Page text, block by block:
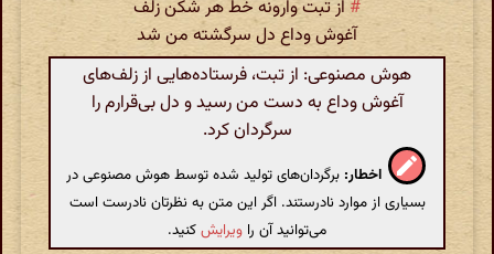
# از تبت وارونه خط هر شکن زلف
آغوش وداع دل سرگشته من شد
هوش مصنوعی: از تبت، فرستاده‌هایی از زلف‌های
آغوش وداع به دست من رسید و دل بی‌قرارم را
سرگردان کرد.
اخطار: برگردان‌های تولید شده توسط هوش مصنوعی در
بسیاری از موارد نادرستند. اگر این متن به نظرتان نادرست است
می‌توانید آن را ویرایشکنید.